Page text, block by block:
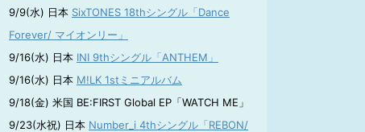
9/9(水) 日本 SixTONES 18thシングル「Dance
Forever/ マイオンリー」
9/16(水) 日本 INI 9thシングル「ANTHEM」
9/16(水) 日本 M!LK 1stミニアルバム
9/18(金) 米国 BE:FIRST Global EP「WATCH ME」
9/23(水祝) 日本 Number_i 4thシングル「REBON/